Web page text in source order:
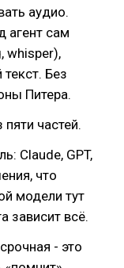
аудио.
агент сам
whisper),
Без
Питера.
пяти частей.
Claude, GPT,
что
модели тут
зависит всё.
- это